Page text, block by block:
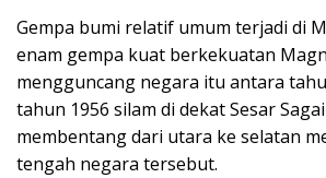
Gempa bumi relatif umum terjadi di
enam gempa kuat berkekuatan
mengguncang negara itu antara
tahun 1956 silam di dekat Sesar
membentang dari utara ke selatan
tengah negara tersebut.